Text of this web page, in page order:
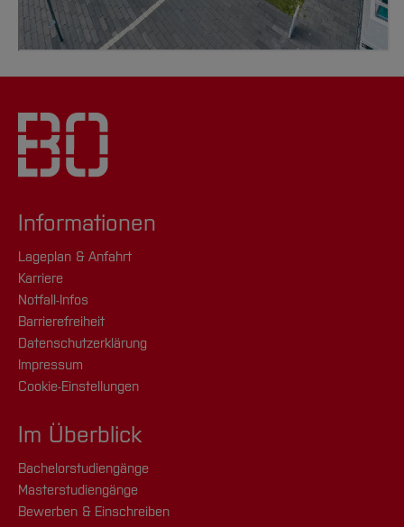
Informationen
Lageplan & Anfahrt
Karriere
Notfall-Infos
Barrierefreiheit
Datenschutzerklärung
Impressum
Cookie-Einstellungen
Im Überblick
Bachelorstudiengänge
Masterstudiengänge
Bewerben & Einschreiben